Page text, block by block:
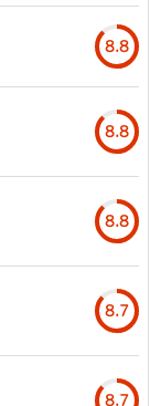
8.8
8.8
8.8
8.7
8.7